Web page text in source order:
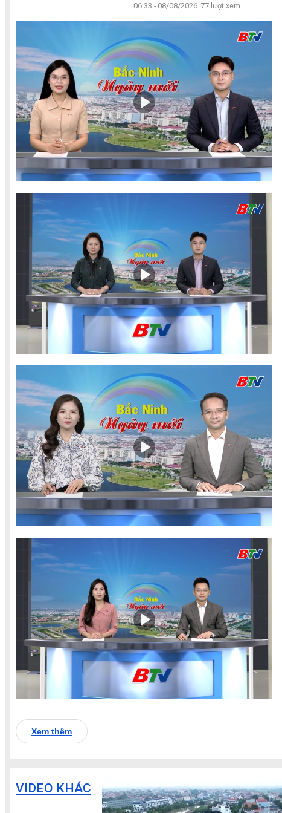
06:33 - 08/08/2026 77 lượt xem
Xem thêm
VIDEO KHÁC